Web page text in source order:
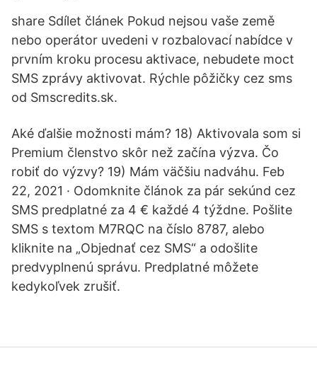
share Sdílet článek Pokud nejsou vaše země
nebo operátor uvedeni v rozbalovací nabídce v
prvním kroku procesu aktivace, nebudete moct
SMS zprávy aktivovat. Rýchle pôžičky cez sms
od Smscredits.sk.
Aké ďalšie možnosti mám? 18) Aktivovala som si
Premium členstvo skôr než začína výzva. Čo
robiť do výzvy? 19) Mám väčšiu nadváhu. Feb
22, 2021 · Odomknite článok za pár sekúnd cez
SMS predplatné za 4 € každé 4 týždne. Pošlite
SMS s textom M7RQC na číslo 8787, alebo
kliknite na „Objednať cez SMS“ a odošlite
predvyplnenú správu. Predplatné môžete
kedykoľvek zrušiť.